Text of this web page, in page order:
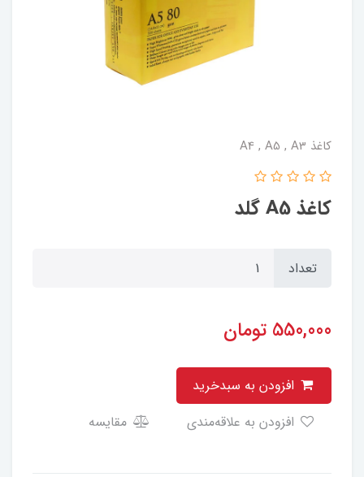
کاغذ A4 , A5 , A3
کاغذ A5 گلد
تعداد
550,000 تومان
مقایسه